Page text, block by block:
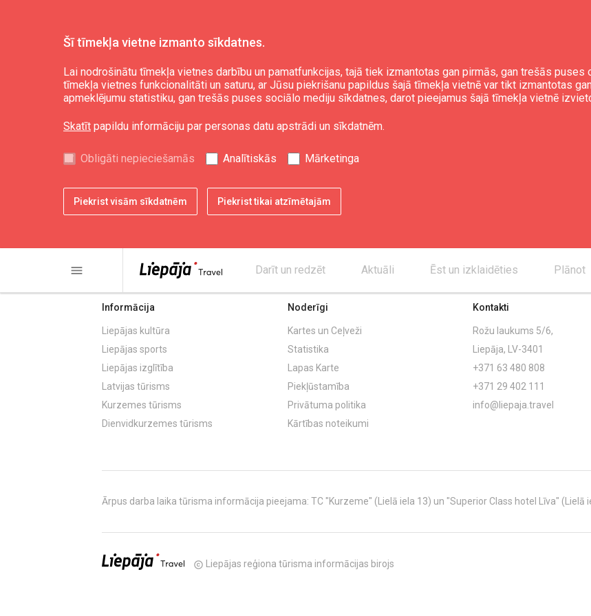
Šī tīmekļa vietne izmanto sīkdatnes.
Lai nodrošinātu tīmekļa vietnes darbību un pamatfunkcijas, tajā tiek izmantotas gan pirmās, gan trešās
tīmekļa vietnes funkcionalitāti un saturu, ar Jūsu piekrišanu papildus šajā tīmekļa vietnē var tikt izmantotas
apmeklējumu statistiku, gan trešās puses sociālo mediju sīkdatnes, darot pieejamus šajā tīmekļa vietnē
Skatīt papildu informāciju par personas datu apstrādi un sīkdatnēm.
Obligāti nepieciešamās Analītiskās Mārketinga
Piekrist visām sīkdatnēm Piekrist tikai atzīmētajām
menu Darīt un redzēt Aktuāli Ēst un izklaidēties Plānot
Priekules novada TIC
share print
Informācija
Liepājas kultūra
Liepājas sports
Liepājas izglītība
Latvijas tūrisms
Kurzemes tūrisms
Dienvidkurzemes tūrisms
Noderīgi
Kartes un Ceļveži
Statistika
Lapas Karte
Piekļūstamība
Privātuma politika
Kārtības noteikumi
Kontakti
Rožu laukums 5/6,
Liepāja, LV-3401
+371 63 480 808
+371 29 402 111
info@liepaja.travel
Ārpus darba laika tūrisma informācija pieejama: TC "Kurzeme" (Lielā iela 13) un "Superior Class hotel Līva" (Lielā
copyright Liepājas reģiona tūrisma informācijas birojs